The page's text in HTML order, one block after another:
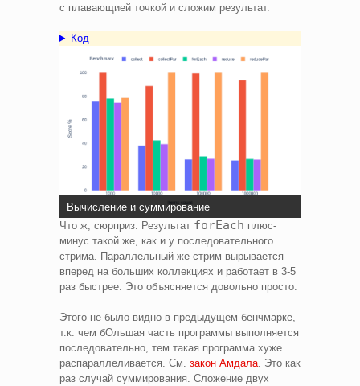
с плавающией точкой и сложим результат.
Код
Вычисление и суммирование
Что ж, сюрприз. Результат forEach плюс-
минус такой же, как и у последовательного
стрима. Параллельный же стрим вырывается
вперед на больших коллекциях и работает в 3-5
раз быстрее. Это объясняется довольно просто.
Этого не было видно в предыдущем бенчмарке,
т.к. чем бОльшая часть программы выполняется
последовательно, тем такая программа хуже
распараллеливается. См. закон Амдала. Это как
раз случай суммирования. Сложение двух